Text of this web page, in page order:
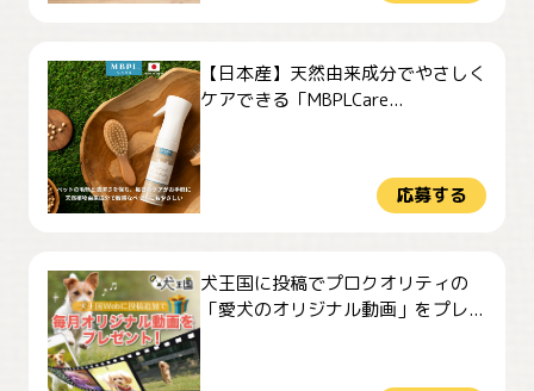
【日本産】天然由来成分でやさしく
ケアできる「MBPLCare...
応募する
犬王国に投稿でプロクオリティの
「愛犬のオリジナル動画」をプレ...